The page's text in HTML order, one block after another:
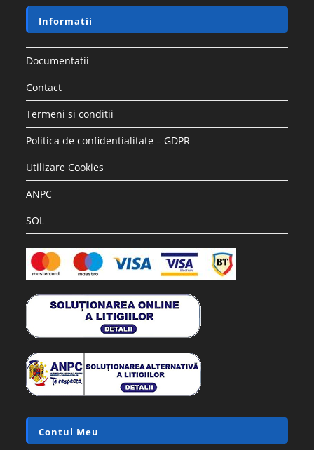
Rafturi metalice economice
100kg/polita,montaj fara surub, prin clipsare, cadru metalic
din otel galvanizat, fabricat in UE
181.50lei 89.99lei
Adaugă în coș
REDUCERI!